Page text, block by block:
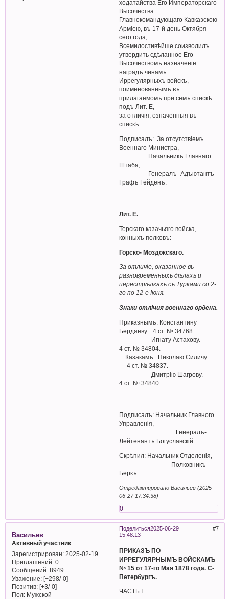
ходатайства Его Императорскаго
Высочества
Главнокомандующаго Кавказскою
Арміею, въ 17-й день Октября
сего года,
Всемилостивѣйше соизволилъ
утвердить сдѣланное Его
Высочествомъ назначеніе
наградъ чинамъ
Иррегулярныхъ войскъ,
поименованнымъ въ
прилагаемомъ при семъ спискѣ
подъ Лит. Е,
за отличія, означенныя въ
спискѣ.
Подписалъ: За отсутствiемъ
Военнаго Министра,
Начальникъ Главнаго
Штаба,
Генералъ- Адъютантъ
Графъ Гейденъ.
Лит. Е.
Терскаго казачьяго войска,
конныхъ полковъ:
Горско- Моздокскаго.
За отличiе, оказанное въ
разновременныхъ дѣлахъ и
перестрѣлкахъ съ Турками со 2-
го по 12-е Iюня.
Знаки отлiчия военнаго ордена.
Приказнымъ: Константину
Бердяеву. 4 ст. № 34768.
Игнату Астахову.
4 ст. № 34804.
Казакамъ: Николаю Силичу.
4 ст. № 34837.
Дмитрiю Шагрову.
4 ст. № 34840.
Подписалъ: Начальник Главного
Управленiя,
Генералъ-
Лейтенантъ Богуславскiй.
Скрѣпил: Начальник Отделенiя,
Полковникъ
Беркъ.
Отредактировано Васильев (2025-
06-27 17:34:38)
0
Поделиться 7
2025-06-29
15:48:13
Васильев
Активный участник
Зарегистрирован: 2025-02-19
Приглашений:0
Сообщений:8949
Уважение: [+298/-0]
Позитив: [+3/-0]
Пол:Мужской
ПРИКАЗЪ ПО
ИРРЕГУЛЯРНЫМЪ ВОЙСКАМЪ
№ 15 от 17-го Мая 1878 года. С-
Петербургъ.
ЧАСТЬ I.